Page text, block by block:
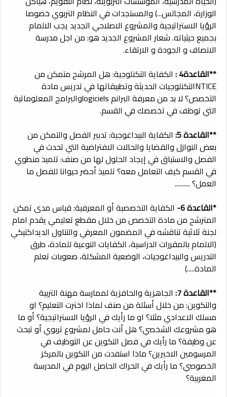
الوزارة، المجالس...) والمستجدات في النظام التربوي خصوصا
الرؤيا الاستراتيجية والمشروع الاصلاحي الجديد يجب الالمام
بجميع حيثياته. شعار المشروع الجديد هو: من اجل مدرسة
الانصاف و الجودة و الارتقاء.
**القاعدة4 :
الكفاية التكنلوجية: هل المرشح متمكن من
NTICEالتكنلوجيات الحديثة وتطبيقاتها في تدريس مادة
التخصص؟ لا بد من معرفة البرانم logicielsوالبرامج المعلوماتية
التي توظف في تخصصك في القسم.
**القاعدة 5:
الكفاية البيداغوجية: تدبير الفصل والتمكن من
بعض النوازل والقضايا والحالات الافتراضية التي تحدث في
الفصل والاستباق في إيجاد الحلول لها من صنف: تلميذ منطوي
في القسم كيف التعامل معه؟ تلميذ أحضر حيوانا للفصل ما
العمل؟ ..........
*القاعدة 6-
الكفاية التخصصية أو المعرفية: قياس مدى تمكن
المترشح من مادة التخصص من خلال مقطع تعليمي يقدم امام
لجنة ثلاثية تناقشه في المضمون المعرفي والتناول الديداكتيكي
(الالمام بالمقررات الدراسية، الكفايات النوعية للمادة، طرق
التدريس والبيداغوجيات، الوضعية المشكلة، صعوبات تعلم
المادة.....)
**القاعدة 7:
الجاهزية والحافزية لممارسة مهنة التربية
والتكوين: من خلال أسئلة من صنف لماذا اخترت التعليم؟ او
مسلك الاعدادي مثلا؟ او ما رأيك في الرؤيا الاستراتيجية؟ أو ما
هو مشروعك الشخصي؟ هل أنت حامل لمشروع تربوي أو تبحث
عن وظيفة؟ ما رأيك في فصل التكوين عن التوظيف في
المرسومين الاخيرين؟ ماذا استفدت من التكوين بالمركز
الخصوصي؟ ما رأيك في الحراك الحاصل اليوم في المدرسة
المغربية؟